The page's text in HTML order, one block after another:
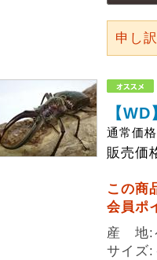
申し
【
通常価
販売価
この商
会員ポ
産 地:
サイ